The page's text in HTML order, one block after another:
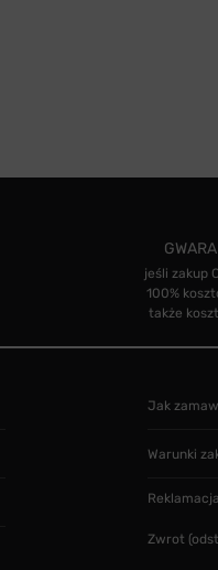
jeśli zakup
100%
także
Jak
Warunki
Reklamacja
Zwrot